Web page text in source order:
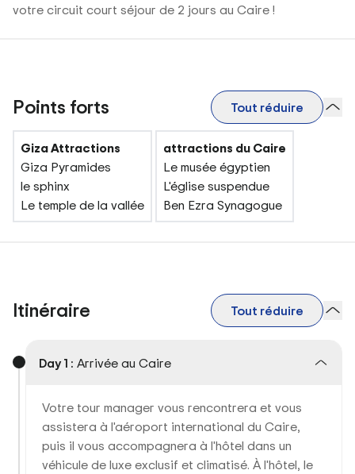
votre circuit court séjour de 2 jours au Caire !
Points forts Tout réduire
Giza Attractions
Giza Pyramides
le sphinx
Le temple de la vallée
attractions du Caire
Le musée égyptien
L'église suspendue
Ben Ezra Synagogue
Itinéraire Tout réduire
Day 1 : Arrivée au Caire
Votre tour manager vous rencontrera et vous
assistera à l'aéroport international du Caire,
puis il vous accompagnera à l'hôtel dans un
véhicule de luxe exclusif et climatisé. À l'hôtel, le